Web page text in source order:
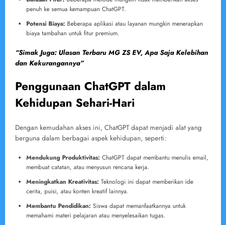
penuh ke semua kemampuan ChatGPT.
Potensi Biaya: Beberapa aplikasi atau layanan mungkin menerapkan
biaya tambahan untuk fitur premium.
“Simak Juga: Ulasan Terbaru MG ZS EV, Apa Saja Kelebihan
dan Kekurangannya”
Penggunaan ChatGPT dalam
Kehidupan Sehari-Hari
Dengan kemudahan akses ini, ChatGPT dapat menjadi alat yang
berguna dalam berbagai aspek kehidupan, seperti:
Mendukung Produktivitas: ChatGPT dapat membantu menulis email,
membuat catatan, atau menyusun rencana kerja.
Meningkatkan Kreativitas: Teknologi ini dapat memberikan ide
cerita, puisi, atau konten kreatif lainnya.
Membantu Pendidikan: Siswa dapat memanfaatkannya untuk
memahami materi pelajaran atau menyelesaikan tugas.